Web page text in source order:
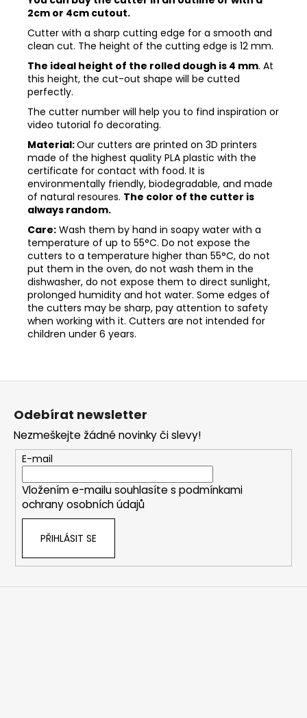
2cm or 4cm cutout.
Cutter with a sharp cutting edge for a smooth and
clean cut. The height of the cutting edge is 12 mm.
The ideal height of the rolled dough is 4 mm. At
this height, the cut-out shape will be cutted
perfectly.
The cutter number will help you to find inspiration or
video tutorial fo decorating.
Material:Our cutters are printed on 3D printers
made of the highest quality PLA plastic with the
certificate for contact with food. It is
environmentally friendly, biodegradable, and made
of natural resoures. The color of the cutter is
always random.
Care: Wash them by hand in soapy water with a
temperature of up to 55°C. Do not expose the
cutters to a temperature higher than 55°C, do not
put them in the oven, do not wash them in the
dishwasher, do not expose them to direct sunlight,
prolonged humidity and hot water. Some edges of
the cutters may be sharp, pay attention to safety
when working with it. Cutters are not intended for
children under 6 years.
Z
Odebírat newsletter
Nezmeškejte žádné novinky či slevy!
E-mail
Vložením e-mailu souhlasíte s podmínkami
ochrany osobních údajů
PŘIHLÁSIT SE